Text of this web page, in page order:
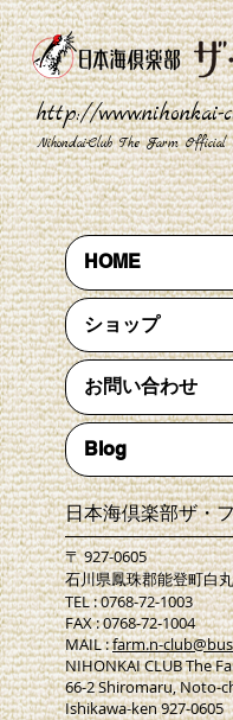
http://www.nihonkai-
Nihondai-Club The Farm
HOME
ショップ
お問い合わせ
Blog
日本海倶楽部ザ・
〒 927-0605
石川県鳳珠郡能登町白
TEL : 0768-72-1003
FAX : 0768-72-1004
​MAIL :farm.n-
NIHONKAI CLUB The
66-2 Shiromaru, Noto-
Ishikawa-ken 927-0605